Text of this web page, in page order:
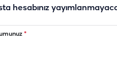
hesabınız
*